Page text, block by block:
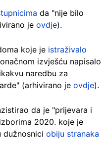
da "nije bilo
je ovdje).
koje je istraživalo
izvješću napisalo
naredbu za
(arhivirano je ovdje).
da je "prijevara i
2020. koje je
dužnosnici obiju stranaka